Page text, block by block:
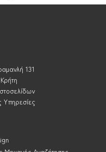
131
Υπηρεσίες